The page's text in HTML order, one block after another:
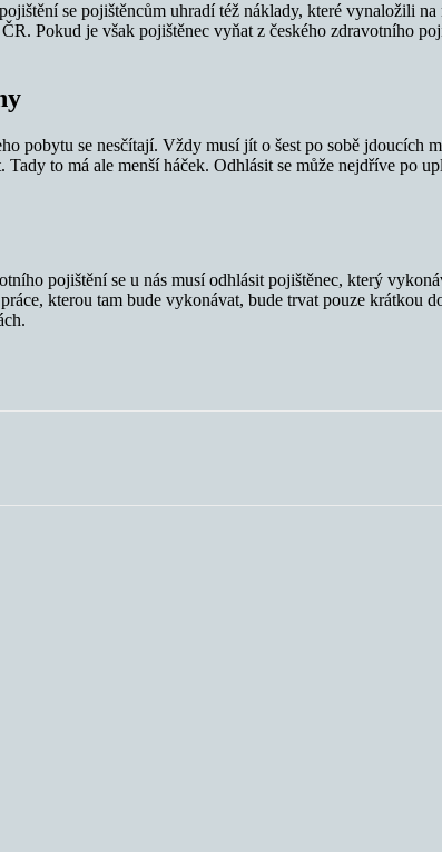
se pojištěncům uhradí též náklady, které vynaložili na
Pokud je však pojištěnec vyňat z českého zdravotního
pobytu se nesčítají. Vždy musí jít o šest po sobě jdoucích
to má ale menší háček. Odhlásit se může nejdříve po
pojištění se u nás musí odhlásit pojištěnec, který
kterou tam bude vykonávat, bude trvat pouze